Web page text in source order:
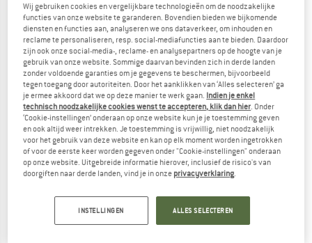
SALOMON
Outerpath Utility Pants
Trekkingbroek
€ 119,95 € 89,96
4,0(1)
SALOMON
Wayfarer Ease 2.0 Pants
Trekkingbroek
€ 99,95€ 74,96
(0)
Wij gebruiken cookies en vergelijkbare technologieën om de noodzakelijke
functies van onze website te garanderen. Bovendien bieden we bijkomende
diensten en functies aan, analyseren we ons dataverkeer, om inhouden en
reclame te personaliseren, resp. social-mediafuncties aan te bieden. Daardoor
zijn ook onze social-media-, reclame- en analysepartners op de hoogte van je
gebruik van onze website. Sommige daarvan bevinden zich in derde landen
zonder voldoende garanties om je gegevens te beschermen, bijvoorbeeld
tegen toegang door autoriteiten. Door het aanklikken van ‘Alles selecteren’ ga
je ermee akkoord dat we op deze manier te werk gaan. Indien je enkel
technisch noodzakelijke cookies wenst te accepteren, klik dan hier . Onder
‘Cookie-instellingen’ onderaan op onze website kun je je toestemming geven
en ook altijd weer intrekken. Je toestemming is vrijwillig, niet noodzakelijk
voor het gebruik van deze website en kan op elk moment worden ingetrokken
of voor de eerste keer worden gegeven onder "Cookie-instellingen" onderaan
op onze website. Uitgebreide informatie hierover, inclusief de risico's van
doorgiften naar derde landen, vind je in onze privacyverklaring
INSTELLINGEN ALLES SELECTEREN